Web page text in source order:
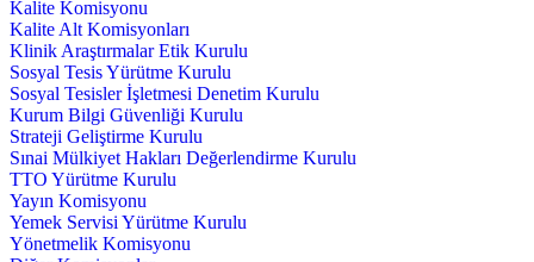
Kalite Komisyonu
Kalite Alt Komisyonları
Klinik Araştırmalar Etik Kurulu
Sosyal Tesis Yürütme Kurulu
Sosyal Tesisler İşletmesi Denetim Kurulu
Kurum Bilgi Güvenliği Kurulu
Strateji Geliştirme Kurulu
Sınai Mülkiyet Hakları Değerlendirme Kurulu
TTO Yürütme Kurulu
Yayın Komisyonu
Yemek Servisi Yürütme Kurulu
Yönetmelik Komisyonu